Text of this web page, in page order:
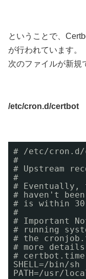
ということで、
が行われています。
次のファイルが新規
/etc/cron.d/certbot
# /etc/cron.d/
#
# Upstream
#
#
# haven't
# is within 30
#
# Important
# running
# the
# more
#
SHELL=/bin/sh
PATH=/usr/